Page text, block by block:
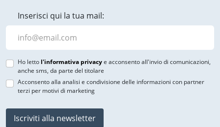
Inserisci qui la tua mail:
Ho letto l'informativa privacye acconsento all'invio di comunicazioni,
anche sms, da parte del titolare
Acconsento alla analisi e condivisione delle informazioni con partner
terzi per motivi di marketing
Iscriviti alla newsletter